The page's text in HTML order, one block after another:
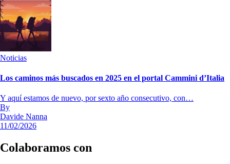
Noticias
Los caminos más buscados en 2025 en el portal Cammini d’Italia
Y aquí estamos de nuevo, por sexto año consecutivo, con…
By
Davide Nanna
11/02/2026
Colaboramos con